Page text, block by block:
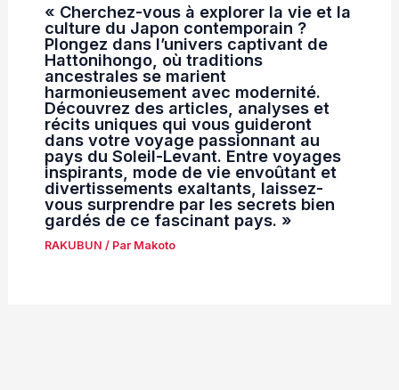
« Cherchez-vous à explorer la vie et la
culture du Japon contemporain ?
Plongez dans l’univers captivant de
Hattonihongo, où traditions
ancestrales se marient
harmonieusement avec modernité.
Découvrez des articles, analyses et
récits uniques qui vous guideront
dans votre voyage passionnant au
pays du Soleil-Levant. Entre voyages
inspirants, mode de vie envoûtant et
divertissements exaltants, laissez-
vous surprendre par les secrets bien
gardés de ce fascinant pays. »
RAKUBUN / Par Makoto